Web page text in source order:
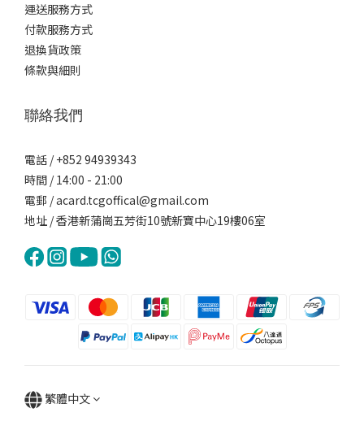
運送服務方式
付款服務方式
退換貨政策
條款與細則
聯絡我們
電話 / +852 94939343
時間 / 14:00 - 21:00
電郵 / acard.tcgoffical@gmail.com
地址 / 香港新蒲崗五芳街10號新寶中心19樓06室
繁體中文